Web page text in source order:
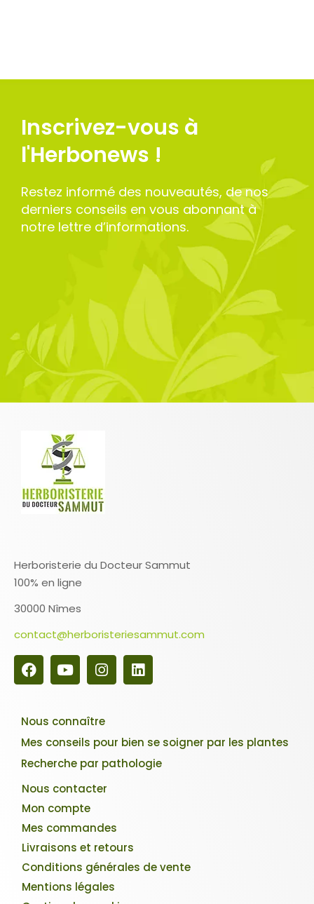
Inscrivez-vous à
l'Herbonews !
Restez informé des nouveautés, de nos
derniers conseils en vous abonnant à
notre lettre d’informations.
Herboristerie du Docteur Sammut
100% en ligne
30000 Nîmes
contact@herboristeriesammut.com
Nous connaître
Mes conseils pour bien se soigner par les plantes
Recherche par pathologie
Nous contacter
Mon compte
Mes commandes
Livraisons et retours
Conditions générales de vente
Mentions légales